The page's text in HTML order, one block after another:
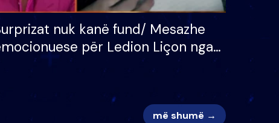
nuk kanë fund/ Mesazhe
për Ledion Liçon nga
nëna dhe fëmijët e tij, moderatori
më shumë →